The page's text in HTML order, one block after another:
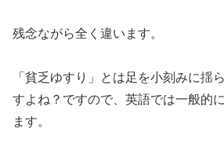
残念ながら全く違います。
「貧乏ゆすり」とは足を小刻みに揺
すよね？ですので、英語では一般的
ます。